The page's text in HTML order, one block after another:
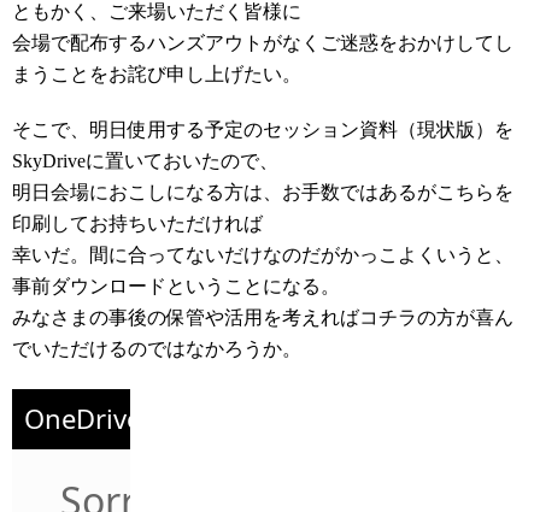
ともかく、ご来場いただく皆様に
会場で配布するハンズアウトがなくご迷惑をおかけしてし
まうことをお詫び申し上げたい。
そこで、明日使用する予定のセッション資料（現状版）を
SkyDriveに置いておいたので、
明日会場におこしになる方は、お手数ではあるがこちらを
印刷してお持ちいただければ
幸いだ。間に合ってないだけなのだがかっこよくいうと、
事前ダウンロードということになる。
みなさまの事後の保管や活用を考えればコチラの方が喜ん
でいただけるのではなかろうか。